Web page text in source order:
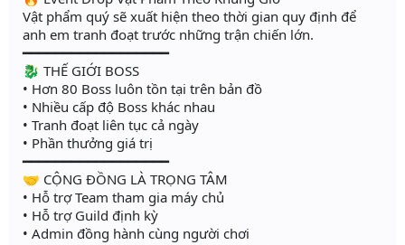
Vật phẩm quý sẽ xuất hiện theo thời gian quy định để
anh em tranh đoạt trước những trận chiến lớn.
━━━━━━━━━━━━━━━━━━
🐉 THẾ GIỚI BOSS
• Hơn 80 Boss luôn tồn tại trên bản đồ
• Nhiều cấp độ Boss khác nhau
• Tranh đoạt liên tục cả ngày
• Phần thưởng giá trị
━━━━━━━━━━━━━━━━━━
🤝 CỘNG ĐỒNG LÀ TRỌNG TÂM
• Hỗ trợ Team tham gia máy chủ
• Hỗ trợ Guild định kỳ
• Admin đồng hành cùng người chơi